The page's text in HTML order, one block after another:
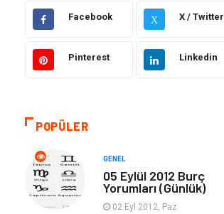
Teknoloji Kültür ve Sanat
Akıllı Telefon Yaşam
Ekonomi
Elektrik Elektronik
Tanıtıcı Reklam Alışveriş
Facebook X X / Twitter
Pinterest Linkedin
POPÜLER
GENEL
05 Eylül 2012 Burç
Yorumları (Günlük)
02 Eyl 2012, Paz